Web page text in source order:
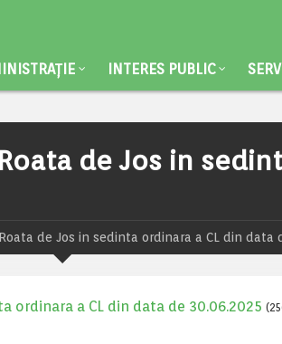
INTERES PUBLIC
de Jos in
de Jos in sedinta ordinara a CL din data
ordinara a CL din data de 30.06.2025